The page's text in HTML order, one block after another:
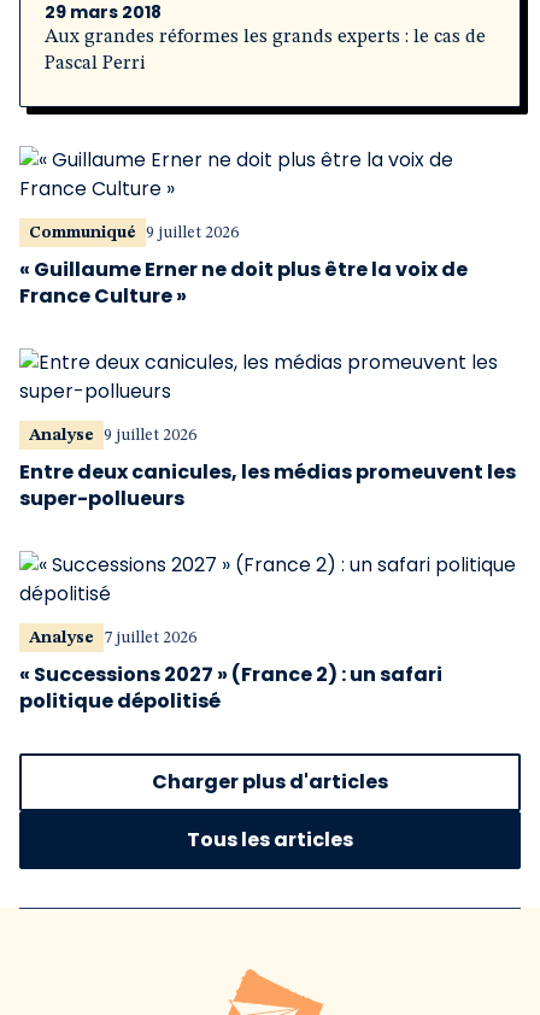
29 mars 2018
Aux grandes réformes les grands experts : le cas de
Pascal Perri
Communiqué 9 juillet 2026
« Guillaume Erner ne doit plus être la voix de
France Culture »
Analyse 9 juillet 2026
Entre deux canicules, les médias promeuvent les
super-pollueurs
Analyse 7 juillet 2026
« Successions 2027 » (France 2) : un safari
politique dépolitisé
Charger plus d'articles
Tous les articles